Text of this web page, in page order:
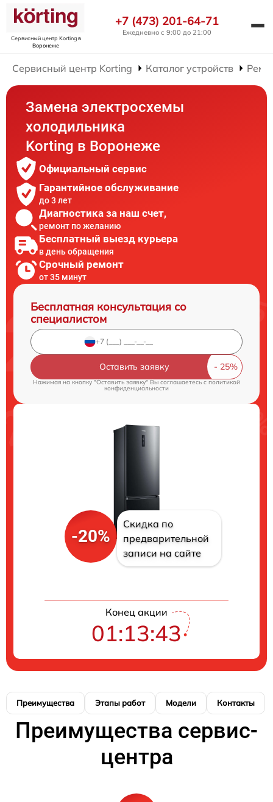
Сервисный центр Kortingв
Воронеже
+7 (473) 201-64-71
Ежедневно с 9:00 до 21:00
Сервисный центр Korting Каталог устройств
Замена электросхемы
холодильника
Korting в Воронеже
Официальный сервис
Гарантийное обслуживание
до 3 лет
Диагностика за наш счет,
ремонт по желанию
Бесплатный выезд курьера
в день обращения
Срочный ремонт
от 35 минут
Бесплатная консультация со
специалистом
Оставить заявку
Нажимая на кнопку "Оставить заявку" Вы соглашаетесь cполитикой
конфиденциальности
-20%
Скидка по
предварительной
записи на сайте
Конец акции
01:13:42
Преимущества Этапы работ Модели Контакты
Преимущества сервис-
центра